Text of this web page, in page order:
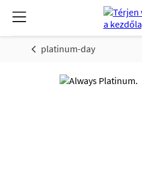
platinum-day